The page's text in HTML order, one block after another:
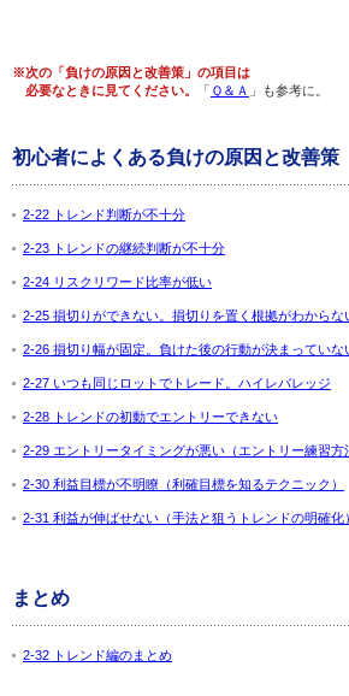
※次の「負けの原因と改善策」の項目は
必要なときに見てください。
「 Ｑ＆Ａ 」も参考に。
初心者によくある負けの原因と改善策
2-22 トレンド判断が不十分
2-23 トレンドの継続判断が不十分
2-24 リスクリワード比率が低い
2-25 損切りができない。損切りを置く根拠がわからな
2-26 損切り幅が固定。負けた後の行動が決まっていな
2-27 いつも同じロットでトレード。ハイレバレッジ
2-28 トレンドの初動でエントリーできない
2-29 エントリータイミングが悪い（エントリー練習方
2-30 利益目標が不明瞭（利確目標を知るテクニック）
2-31 利益が伸ばせない（手法と狙うトレンドの明確化）
まとめ
2-32 トレンド編のまとめ